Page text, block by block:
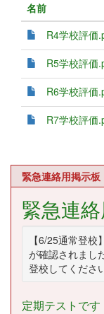
名前
R4学校評価
R5学校評価
R6学校評価
R7学校評価
緊急連絡用掲示板
緊急連
【6/25通常登
が確認されまし
登校してください
定期テストです